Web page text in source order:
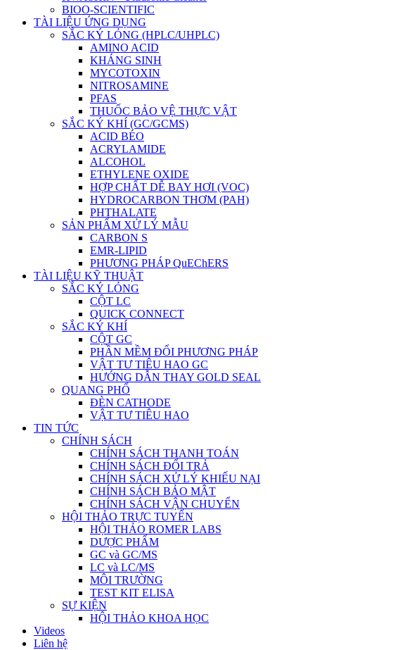
BIOO-SCIENTIFIC
TÀI LIỆU ỨNG DỤNG
SẮC KÝ LỎNG (HPLC/UHPLC)
AMINO ACID
KHÁNG SINH
MYCOTOXIN
NITROSAMINE
PFAS
THUỐC BẢO VỆ THỰC VẬT
SẮC KÝ KHÍ (GC/GCMS)
ACID BÉO
ACRYLAMIDE
ALCOHOL
ETHYLENE OXIDE
HỢP CHẤT DỄ BAY HƠI (VOC)
HYDROCARBON THƠM (PAH)
PHTHALATE
SẢN PHẨM XỬ LÝ MẪU
CARBON S
EMR-LIPID
PHƯƠNG PHÁP QuEChERS
TÀI LIỆU KỸ THUẬT
SẮC KÝ LỎNG
CỘT LC
QUICK CONNECT
SẮC KÝ KHÍ
CỘT GC
PHẦN MỀM ĐỔI PHƯƠNG PHÁP
VẬT TƯ TIÊU HAO GC
HƯỚNG DẪN THAY GOLD SEAL
QUANG PHỔ
ĐÈN CATHODE
VẬT TƯ TIÊU HAO
TIN TỨC
CHÍNH SÁCH
CHÍNH SÁCH THANH TOÁN
CHÍNH SÁCH ĐỔI TRẢ
CHÍNH SÁCH XỬ LÝ KHIẾU NẠI
CHÍNH SÁCH BẢO MẬT
CHÍNH SÁCH VẬN CHUYỂN
HỘI THẢO TRỰC TUYẾN
HỘI THẢO ROMER LABS
DƯỢC PHẨM
GC và GC/MS
LC và LC/MS
MÔI TRƯỜNG
TEST KIT ELISA
SỰ KIỆN
HỘI THẢO KHOA HỌC
Videos
Liên hệ